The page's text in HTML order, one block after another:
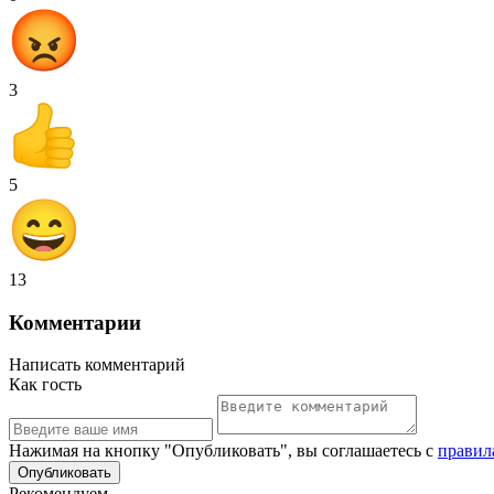
3
5
13
Комментарии
Написать комментарий
Как гость
Нажимая на кнопку "Опубликовать", вы соглашаетесь с